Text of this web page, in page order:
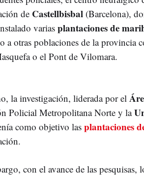
de Castellbisbal (Barcelona),
variasplantaciones de
a otras poblaciones de la provincia
o el Pont de Vilomara.
la investigación, liderada por el
Policial Metropolitana Norte y la
como objetivo las plantaciones
con el avance de las pesquisas,